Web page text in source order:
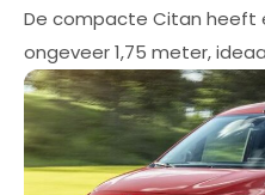
De compacte Citan heeft
ongeveer 1,75 meter,